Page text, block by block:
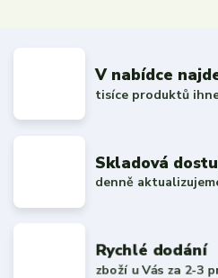
V nabídce
tisíce produktů
Skladová
denně
Rychlé dodání
zboží u Vás za 2-3